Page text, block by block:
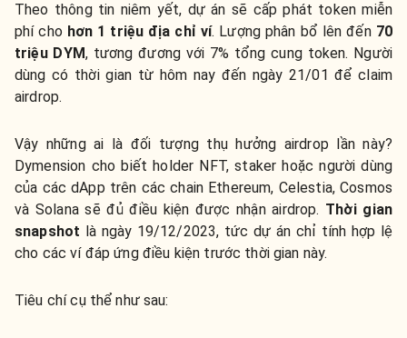
Theo thông tin niêm yết, dự án sẽ cấp phát token miễn
phí cho hơn 1 triệu địa chỉ ví. Lượng phân bổ lên đến 70
triệu DYM, tương đương với 7% tổng cung token. Người
dùng có thời gian từ hôm nay đến ngày 21/01 để claim
airdrop.
Vậy những ai là đối tượng thụ hưởng airdrop lần này?
Dymension cho biết holder NFT, staker hoặc người dùng
của các dApp trên các chain Ethereum, Celestia, Cosmos
và Solana sẽ đủ điều kiện được nhận airdrop. Thời gian
snapshot là ngày 19/12/2023, tức dự án chỉ tính hợp lệ
cho các ví đáp ứng điều kiện trước thời gian này.
Tiêu chí cụ thể như sau: